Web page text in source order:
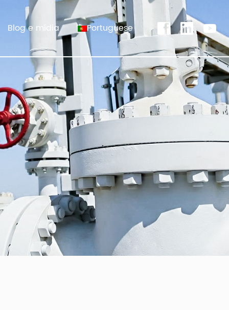
Blog e mídia Portuguese